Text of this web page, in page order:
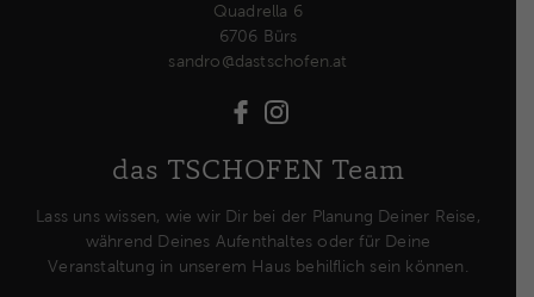
Quadrella 6
6706 Bürs
sandro@dastschofen.at
das TSCHOFEN Team
Lass uns wissen, wie wir Dir bei der Planung Deiner Reise,
während Deines Aufenthaltes oder für Deine
Veranstaltung in unserem Haus behilflich sein können.